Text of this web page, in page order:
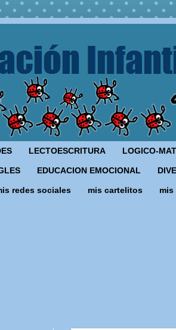
LECTOESCRITURA LOGICO-
EDUCACION EMOCIONAL
redes sociales mis cartelitos